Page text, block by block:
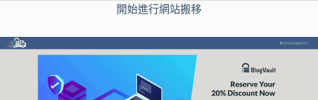
開始進行網站搬移